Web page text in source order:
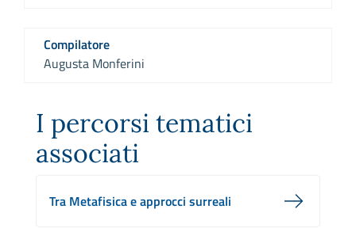
Compilatore
Augusta Monferini
I percorsi tematici
associati
Tra Metafisica e approcci surreali